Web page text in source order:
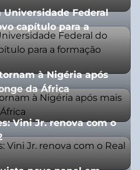
Federal
capítulo para a
à Nigéria após
da África
Vini Jr. renova com o